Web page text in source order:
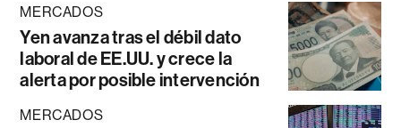
MERCADOS
Yen avanza tras el débil dato
laboral de EE.UU. y crece la
alerta por posible intervención
MERCADOS